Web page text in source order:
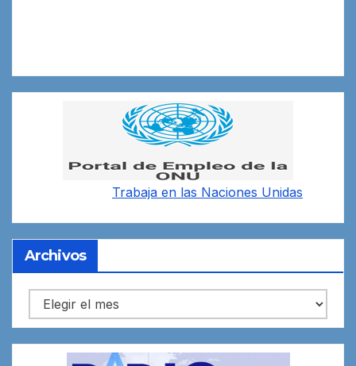
Trabaja en las Naciones Unidas
Archivos
Archivos